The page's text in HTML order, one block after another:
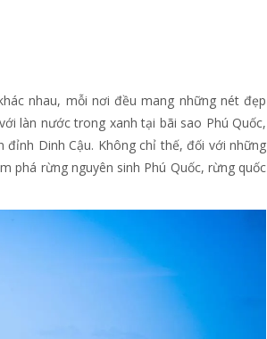
nhau, mỗi nơi đều mang những nét đẹp
làn nước trong xanh tại bãi sao Phú Quốc,
Dinh Cậu. Không chỉ thế, đối với những
phá rừng nguyên sinh Phú Quốc, rừng quốc